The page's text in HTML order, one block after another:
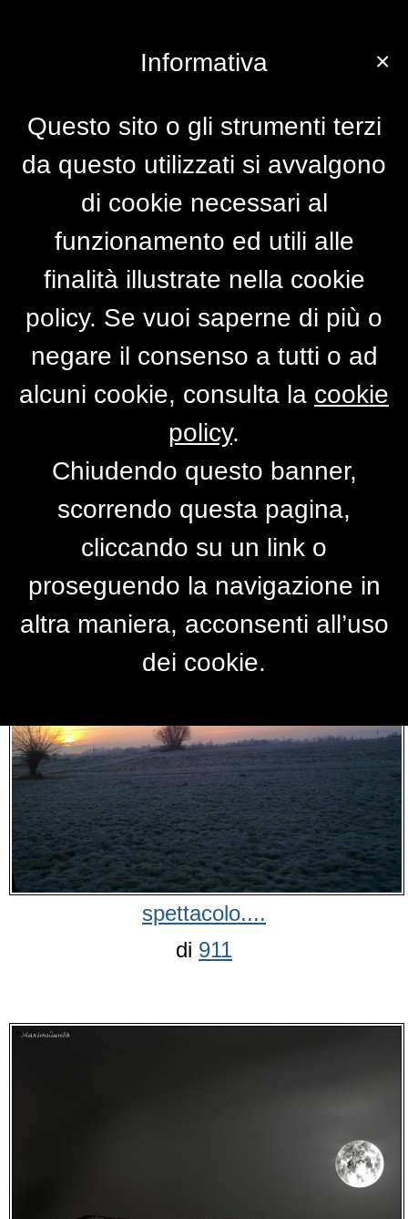
RISULTATI RICERCA
spettacolo....
di 911
×
Informativa
Questo sito o gli strumenti terzi
da questo utilizzati si avvalgono
di cookie necessari al
funzionamento ed utili alle
finalità illustrate nella cookie
policy. Se vuoi saperne di più o
negare il consenso a tutti o ad
alcuni cookie, consulta la cookie
policy.
Chiudendo questo banner,
scorrendo questa pagina,
cliccando su un link o
proseguendo la navigazione in
altra maniera, acconsenti all’uso
dei cookie.